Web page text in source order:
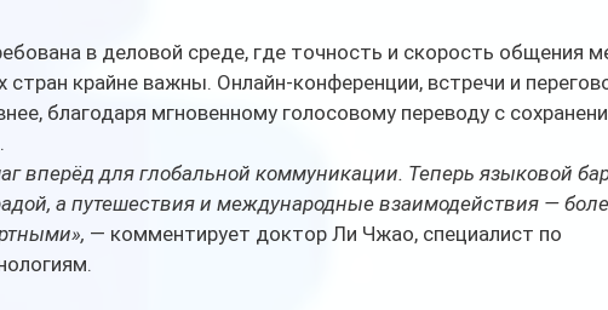
в деловой среде, где точность и скорость общения
стран крайне важны. Онлайн-конференции, встречи и
благодаря мгновенному голосовому переводу с
вперёд для глобальной коммуникации. Теперь языковой
а путешествия и международные взаимодействия —
— комментирует доктор Ли Чжао, специалист по